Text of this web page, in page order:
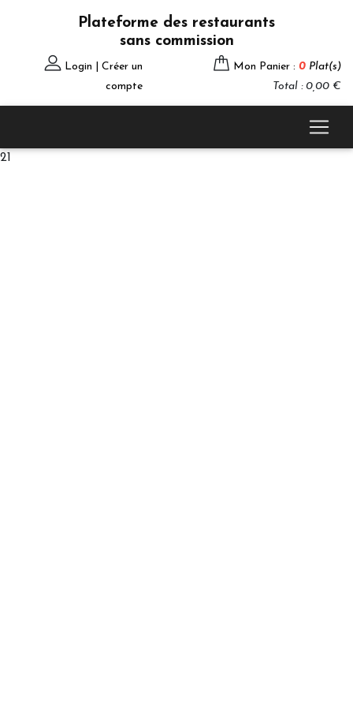
Plateforme des restaurants
sans commission
Login | Créer un
compte
Mon Panier : 0 Plat(s)
Total : 0,00 €
21